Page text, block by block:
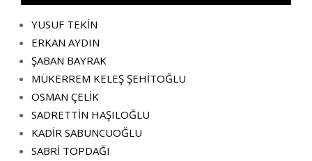
YUSUF TEKİN
ERKAN AYDIN
ŞABAN BAYRAK
MÜKERREM KELEŞ ŞEHİTOĞLU
OSMAN ÇELİK
SADRETTİN HAŞILOĞLU
KADİR SABUNCUOĞLU
SABRİ TOPDAĞI